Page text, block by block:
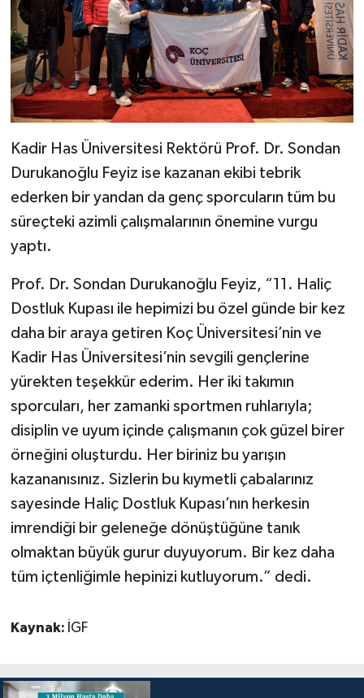
Kadir Has Üniversitesi Rektörü Prof. Dr. Sondan
Durukanoğlu Feyiz ise kazanan ekibi tebrik
ederken bir yandan da genç sporcuların tüm bu
süreçteki azimli çalışmalarının önemine vurgu
yaptı.
Prof. Dr. Sondan Durukanoğlu Feyiz, “11. Haliç
Dostluk Kupası ile hepimizi bu özel günde bir kez
daha bir araya getiren Koç Üniversitesi’nin ve
Kadir Has Üniversitesi’nin sevgili gençlerine
yürekten teşekkür ederim. Her iki takımın
sporcuları, her zamanki sportmen ruhlarıyla;
disiplin ve uyum içinde çalışmanın çok güzel birer
örneğini oluşturdu. Her biriniz bu yarışın
kazananısınız. Sizlerin bu kıymetli çabalarınız
sayesinde Haliç Dostluk Kupası’nın herkesin
imrendiği bir geleneğe dönüştüğüne tanık
olmaktan büyük gurur duyuyorum. Bir kez daha
tüm içtenliğimle hepinizi kutluyorum.” dedi.
Kaynak: İGF